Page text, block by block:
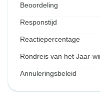
Beoordeling
Responstijd
Reactiepercentage
Rondreis van het Jaar-
Annuleringsbeleid